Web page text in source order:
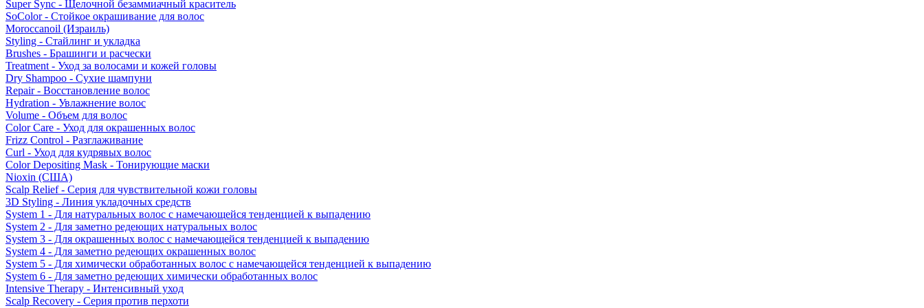
Super Sync - Щелочной безаммиачный краситель
SoColor - Стойкое окрашивание для волос
Moroccanoil (Израиль)
Styling - Стайлинг и укладка
Brushes - Брашинги и расчески
Treatment - Уход за волосами и кожей головы
Dry Shampoo - Сухие шампуни
Repair - Восстановление волос
Hydration - Увлажнение волос
Volume - Объем для волос
Color Care - Уход для окрашенных волос
Frizz Control - Разглаживание
Curl - Уход для кудрявых волос
Color Depositing Mask - Тонирующие маски
Nioxin (США)
Scalp Relief - Серия для чувствительной кожи головы
3D Styling - Линия укладочных средств
System 1 - Для натуральных волос с намечающейся тенденцией к выпадению
System 2 - Для заметно редеющих натуральных волос
System 3 - Для окрашенных волос с намечающейся тенденцией к выпадению
System 4 - Для заметно редеющих окрашенных волос
System 5 - Для химически обработанных волос с намечающейся тенденцией к выпадению
System 6 - Для заметно редеющих химически обработанных волос
Intensive Therapy - Интенсивный уход
Scalp Recovery - Серия против перхоти